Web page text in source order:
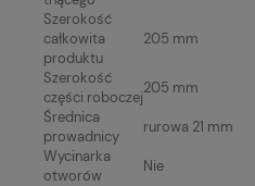
Szerokość
całkowita
produktu
205 mm
Szerokość
części roboczej
205 mm
Średnica
prowadnicy
rurowa 21 mm
Wycinarka
otworów
Nie